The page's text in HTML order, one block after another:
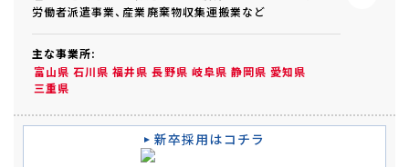
労働者派遣事業、産業廃棄物収集運搬業など
主な事業所:
富山県 石川県 福井県 長野県 岐阜県 静岡県 愛知県
三重県
新卒採用はコチラ